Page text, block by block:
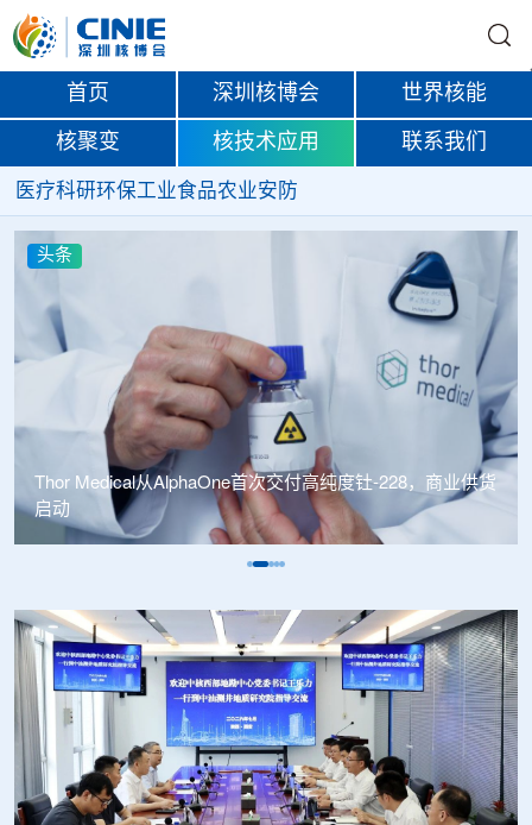
首页 深圳核博会 世界核能
核聚变 核技术应用 联系我们
医疗科研环保工业食品农业安防
头条
Thor Medical从AlphaOne首次交付高纯度钍-228，商业供货
启动